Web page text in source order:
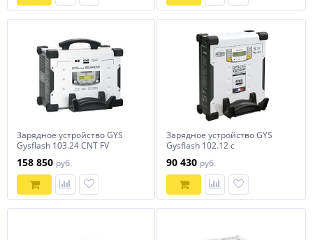
Зарядное устройство GYS
Gysflash 103.24 CNT FV
158 850 руб.
Зарядное устройство GYS
Gysflash 102.12 с
(029606)
90 430 руб.